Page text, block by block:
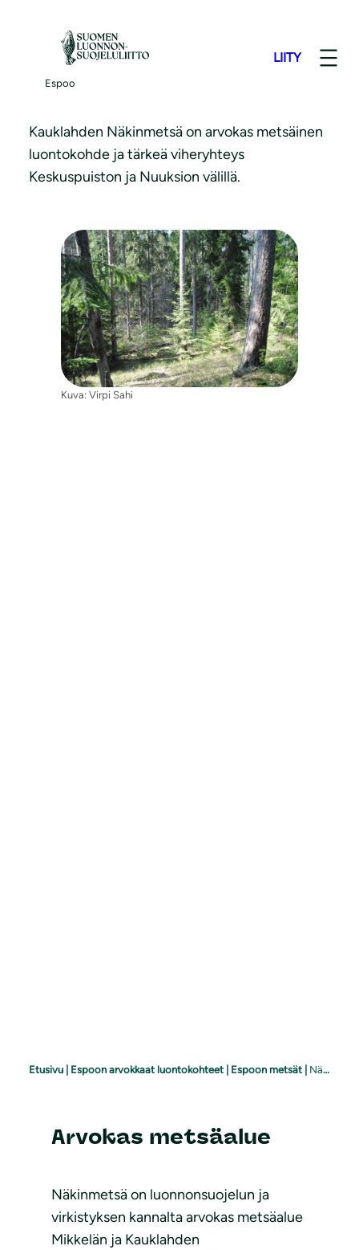
Espoo
LIITY
Kuva: Virpi Sahi
Näkinmetsä
Kauklahden Näkinmetsä on arvokas metsäinen
luontokohde ja tärkeä viheryhteys
Keskuspuiston ja Nuuksion välillä.
Etusivu Espoon arvokkaat luontokohteet Espoon metsät Näkinmetsä
Arvokas metsäalue
Näkinmetsä on luonnonsuojelun ja
virkistyksen kannalta arvokas metsäalue
Mikkelän ja Kauklahden